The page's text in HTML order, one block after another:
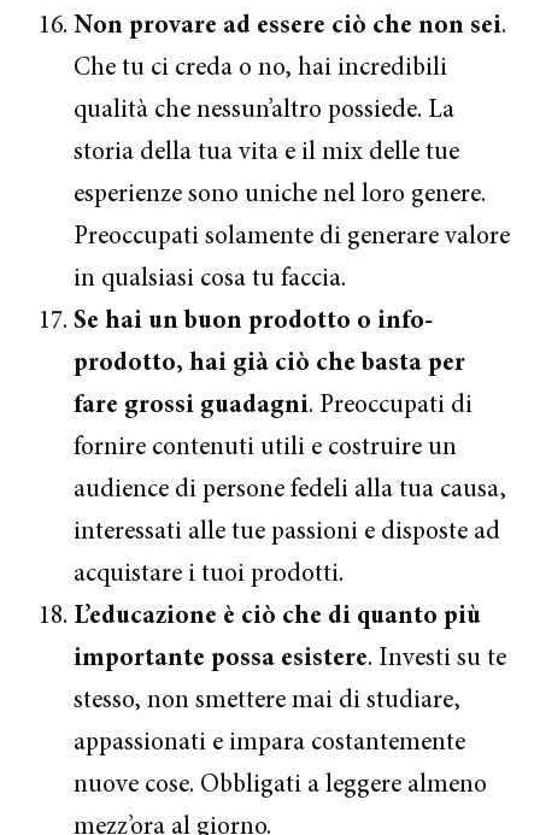
Non provare ad essere ciò che non sei.
Che tu ci creda o no, hai incredibili
qualità che nessun’altro possiede. La
storia della tua vita e il mix delle tue
esperienze sono uniche nel loro genere.
Preoccupati solamente di generare valore
in qualsiasi cosa tu faccia.
Se hai un buon prodotto o info-
prodotto, hai già ciò che basta per
fare grossi guadagni. Preoccupati di
fornire contenuti utili e costruire un
audience di persone fedeli alla tua causa,
interessati alle tue passioni e disposte ad
acquistare i tuoi prodotti.
L’educazione è ciò che di quanto più
importante possa esistere. Investi su te
stesso, non smettere mai di studiare,
appassionati e impara costantemente
nuove cose. Obbligati a leggere almeno
mezz’ora al giorno.